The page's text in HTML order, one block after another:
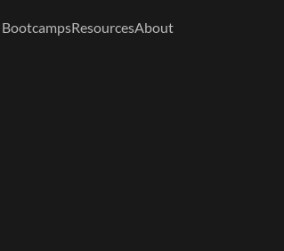
BootcampsResourcesAbout